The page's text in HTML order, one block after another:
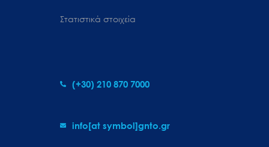
Στατιστικά στοιχεία
(+30) 210 870 7000
info[at symbol]gnto.gr